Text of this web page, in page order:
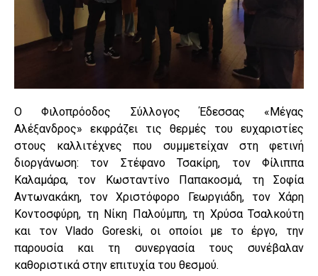
Ο Φιλοπρόοδος Σύλλογος Έδεσσας «Μέγας
Αλέξανδρος» εκφράζει τις θερμές του ευχαριστίες
στους καλλιτέχνες που συμμετείχαν στη φετινή
διοργάνωση: τον Στέφανο Τσακίρη, τον Φίλιππα
Καλαμάρα, τον Κωσταντίνο Παπακοσμά, τη Σοφία
Αντωνακάκη, τον Χριστόφορο Γεωργιάδη, τον Χάρη
Κοντοσφύρη, τη Νίκη Παλούμπη, τη Χρύσα Τσαλκούτη
και τον Vlado Goreski, οι οποίοι με το έργο, την
παρουσία και τη συνεργασία τους συνέβαλαν
καθοριστικά στην επιτυχία του θεσμού.